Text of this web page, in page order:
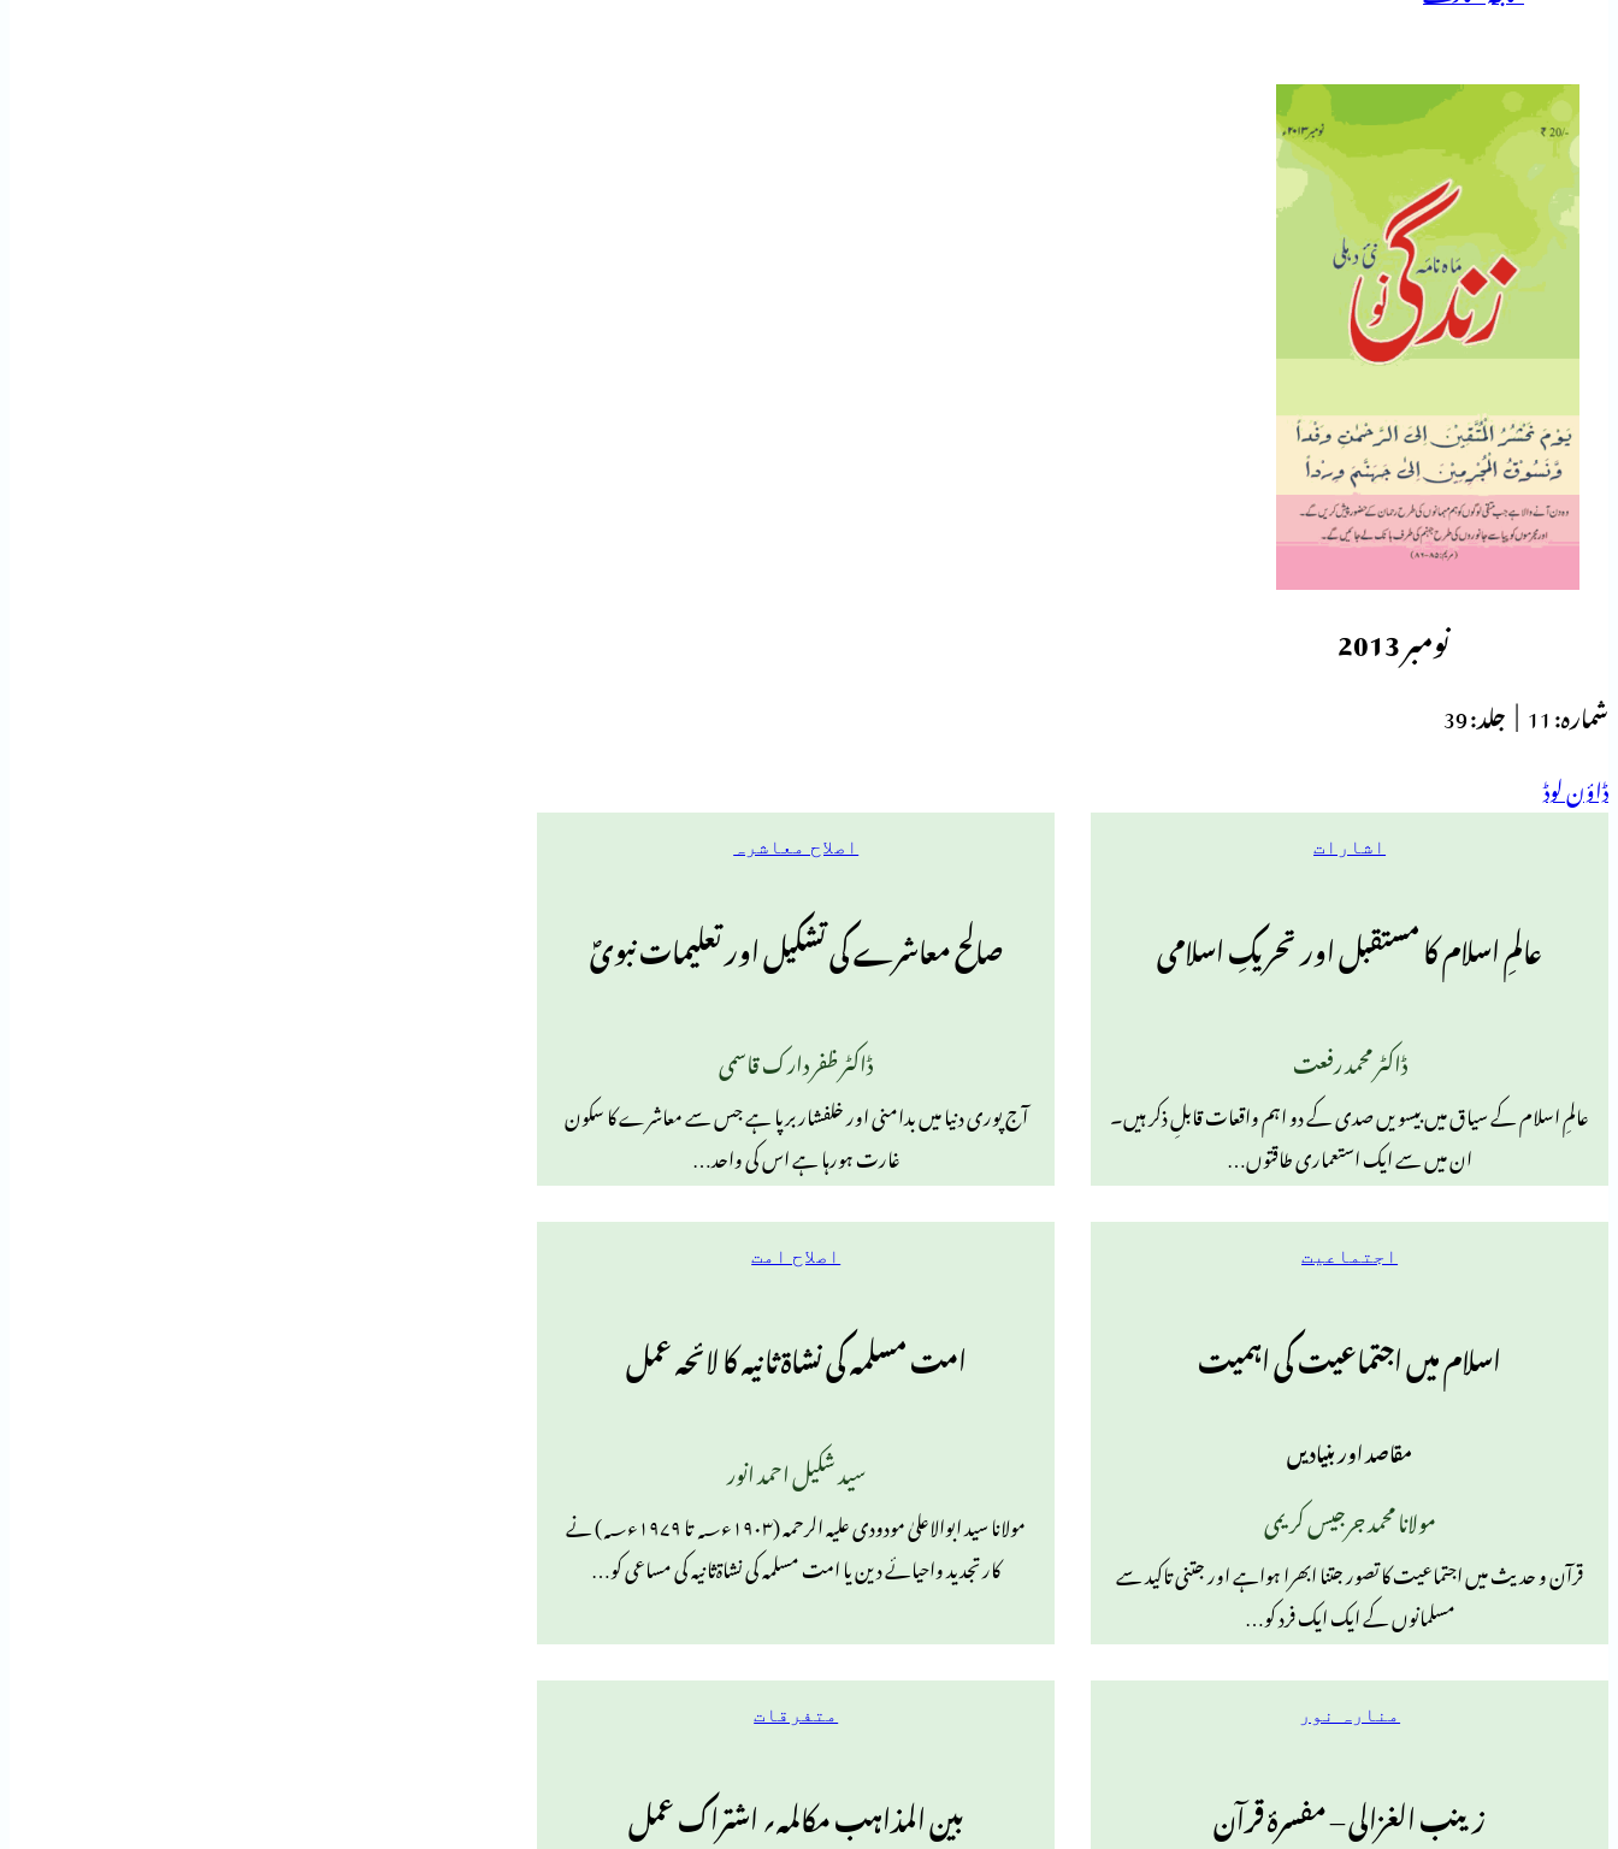
نومبر 2013
شمارہ: جلد:
ڈاؤن لوڈ
اشارات
عالمِ اسلام کا مستقبل اور تحریکِ اسلامی
ڈاکٹر محمد رفعت
عالمِ اسلام کے سیاق میں بیسویں صدی کے دو اہم واقعات قابلِ ذکر ہیں۔
ان میں سے ایک استعماری طاقتوں…
اصلاح معاشرہ
صالح معاشرے کی تشکیل اور تعلیمات نبویؐ
ڈاکٹر ظفر دارک قاسمی
آج پوری دنیا میں بدامنی اور خلفشار برپا ہے جس سے معاشرے کا سکون
غارت ہورہا ہے اس کی واحد…
اجتماعیت
اسلام میں اجتماعیت کی اہمیت
مقاصد اور بنیادیں
مولانا محمد جرجیس کریمی
قرآن و حدیث میں اجتماعیت کا تصور جتنا ابھرا ہواہے اور جتنی تاکید سے
مسلمانوں کے ایک ایک فرد کو…
اصلاح امت
امت مسلمہ کی نشاۃ ثانیہ کا لائحہ عمل
سید شکیل احمد انور
مولانا سید ابوالاعلیٰ مودودی علیہ الرحمہ (۱۹۰۳ء؁ تا ۱۹۷۹ء؁) نے
کارتجدید واحیائے دین یا امت مسلمہ کی نشاۃثانیہ کی مساعی کو…
منارہ نور
زینب الغزالی – مفسرۂ قرآن
متفرقات
بین المذاہب مکالمہ؍ اشتراک عمل